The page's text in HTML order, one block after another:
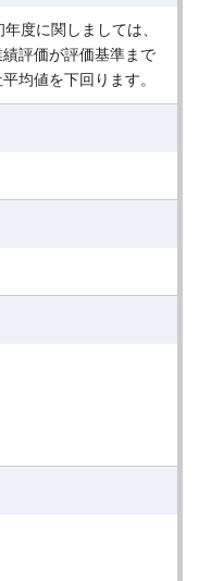
度に関しましては、
評価が評価基準まで
均値を下回ります。